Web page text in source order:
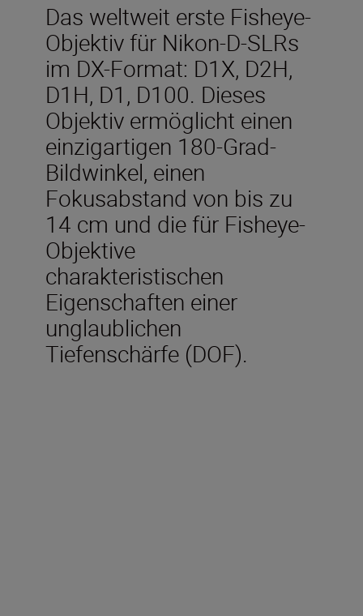
Das weltweit erste Fisheye-
Objektiv für Nikon-D-SLRs
im DX-Format: D1X, D2H,
D1H, D1, D100. Dieses
Objektiv ermöglicht einen
einzigartigen 180-Grad-
Bildwinkel, einen
Fokusabstand von bis zu
14 cm und die für Fisheye-
Objektive
charakteristischen
Eigenschaften einer
unglaublichen
Tiefenschärfe (DOF).